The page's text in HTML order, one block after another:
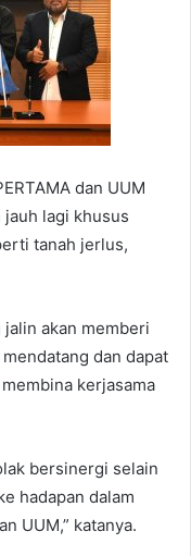
dan UUM
lagi khusus
tanah jerlus,
jalin akan memberi
dan dapat
kerjasama
bersinergi selain
hadapan dalam
UUM,” katanya.